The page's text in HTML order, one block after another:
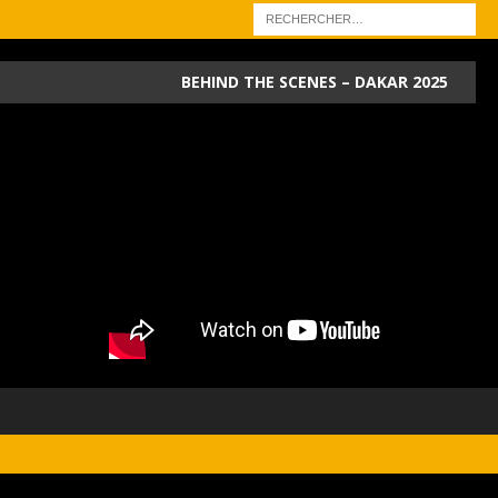
BEHIND THE SCENES – DAKAR 2025